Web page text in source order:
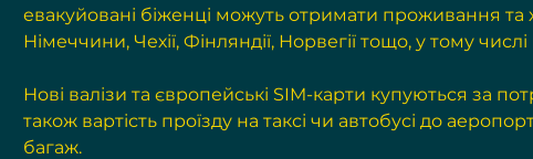
евакуйовані біженці можуть отримати проживання та
Німеччини, Чехії, Фінляндії, Норвегії тощо, у тому
Нові валізи та європейські SIM-карти купуються за
також вартість проїзду на таксі чи автобусі до
багаж.